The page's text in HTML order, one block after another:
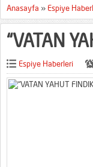
Anasayfa » Espiye
“VATAN
Espiye Haberleri